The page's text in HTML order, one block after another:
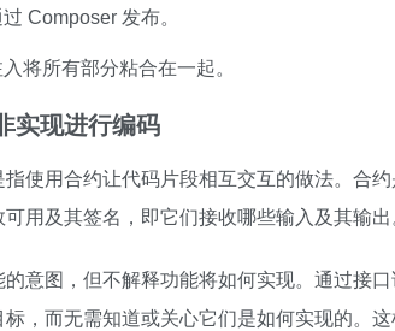
Composer 发布。
将所有部分粘合在一起。
实现进行编码
使用合约让代码片段相互交互的做法。合
用及其签名，即它们接收哪些输入及其输出
意图，但不解释功能将如何实现。通过接
，而无需知道或关心它们是如何实现的。